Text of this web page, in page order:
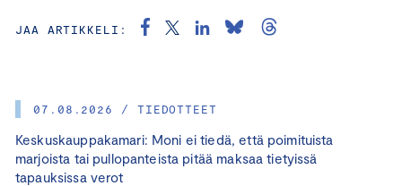
07.08.2026 / TIEDOTTEET
Keskuskauppakamari: Moni ei tiedä, että poimituista
marjoista tai pullopanteista pitää maksaa tietyissä
tapauksissa verot
JAA ARTIKKELI: